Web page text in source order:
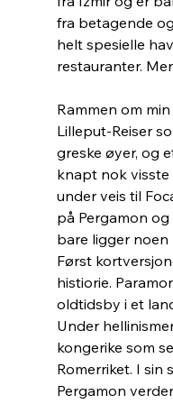
fra betagende
helt spesielle
restauranter.
Rammen om
Lilleput-Reiser
greske øyer, og
knapt nok
under veis til
på Pergamon
bare ligger noen
Først
histiorie.
oldtidsby i et
Under
kongerike som
Romerriket. I sin
Pergamon